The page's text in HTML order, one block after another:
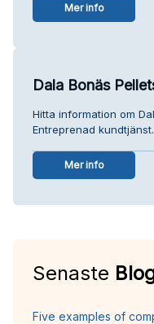
Mer info
Dala Bonäs
Hitta information om
Entreprenad kundtjänst.
Mer info
Senaste
Five examples of